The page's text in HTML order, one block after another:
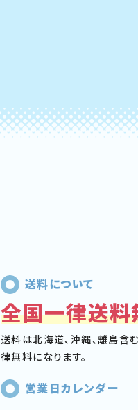
送料について
全国一律送
送料は北海道、沖縄、離島含
律無料になります。
営業日カレンダー